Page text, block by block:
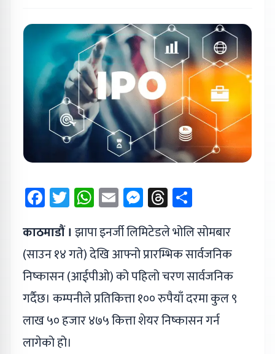
Facebook
Twitter
WhatsApp
EmailMessenger
Threads
काठमाडौं । झापा इनर्जी लिमिटेडले भोलि सोमबार
(साउन १४ गते) देखि आफ्नो प्रारम्भिक सार्वजनिक
निष्कासन (आईपीओ) को पहिलो चरण सार्वजनिक
गर्दैछ। कम्पनीले प्रतिकित्ता १०० रुपैयाँ दरमा कुल ९
लाख ५० हजार ४७५ कित्ता शेयर निष्कासन गर्न
लागेको हो।